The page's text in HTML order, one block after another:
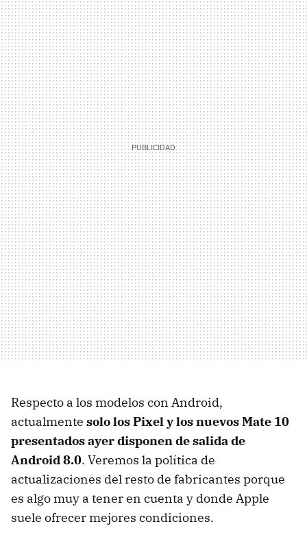
Respecto a los modelos con Android,
actualmente solo los Pixel y los nuevos Mate 10
presentados ayer disponen de salida de
Android 8.0. Veremos la política de
actualizaciones del resto de fabricantes porque
es algo muy a tener en cuenta y donde Apple
suele ofrecer mejores condiciones.